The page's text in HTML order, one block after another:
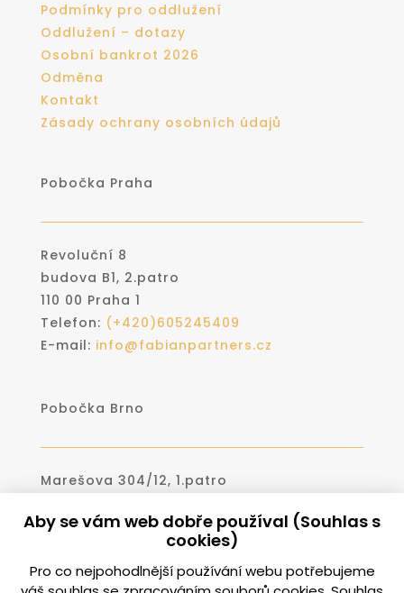
Podmínky pro oddlužení
Oddlužení – dotazy
Osobní bankrot 2026
Odměna
Kontakt
Zásady ochrany osobních údajů
Pobočka Praha
Revoluční 8
budova B1, 2.patro
110 00 Praha 1
Telefon: (+420)605245409
E-mail: info@fabianpartners.cz
Pobočka Brno
Marešova 304/12, 1.patro
Telefon:(+420)530331766
(+420)605245409
Aby se vám web dobře používal (Souhlas s
cookies)
Pro co nejpohodlnější používání webu potřebujeme